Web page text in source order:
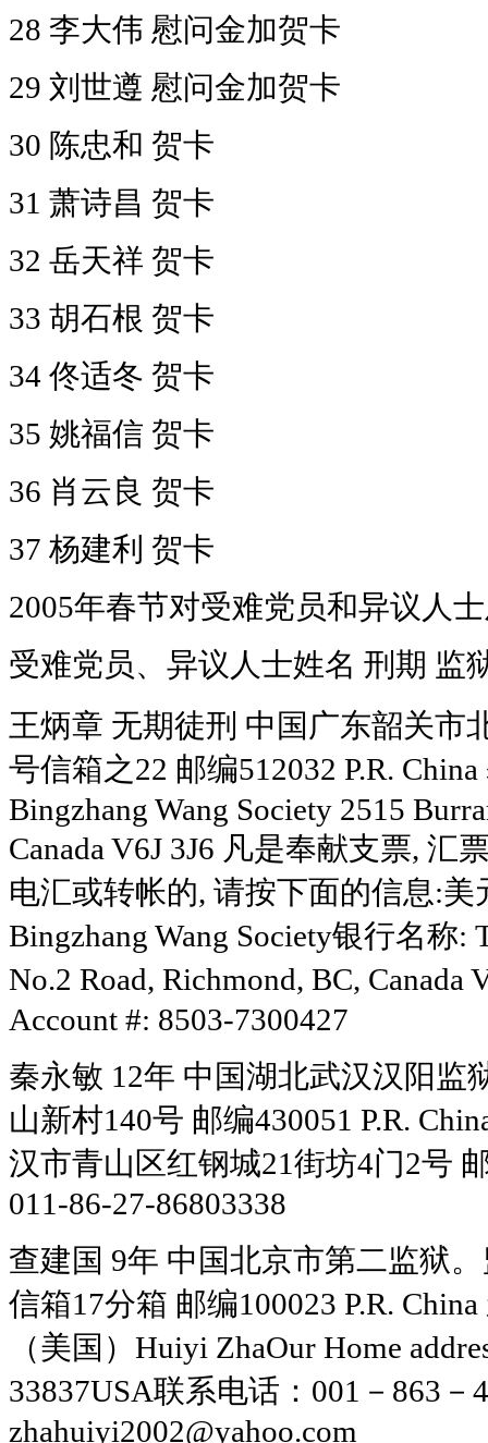
28 李大伟 慰问金加贺卡
29 刘世遵 慰问金加贺卡
30 陈忠和 贺卡
31 萧诗昌 贺卡
32 岳天祥 贺卡
33 胡石根 贺卡
34 佟适冬 贺卡
35 姚福信 贺卡
36 肖云良 贺卡
37 杨建利 贺卡
2005年春节对受难党员和异议人
受难党员、异议人士姓名 刑期 监
王炳章 无期徒刑 中国广东韶关市
号信箱之22 邮编512032 P.R.
Bingzhang Wang Society 2515
Canada V6J 3J6 凡是奉献支票, 汇
电汇或转帐的, 请按下面的信息:美
Bingzhang Wang Society银行名称:
No.2 Road, Richmond, BC,
Account #: 8503-7300427
秦永敏 12年 中国湖北武汉汉阳监
山新村140号 邮编430051 P.R.
汉市青山区红钢城21街坊4门2号
011-86-27-86803338
查建国 9年 中国北京市第二监狱
信箱17分箱 邮编100023 P.R.
（美国）Huiyi ZhaOur Home
33837USA联系电话：001－863－
zhahuiyi2002@yahoo.com